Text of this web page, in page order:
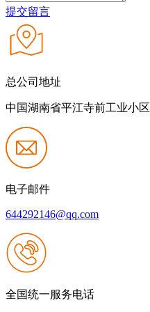
提交留言
总公司地址
中国湖南省平江寺前工业小区
电子邮件
644292146@qq.com
全国统一服务电话